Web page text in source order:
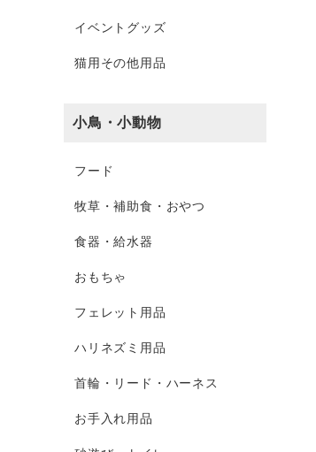
イベントグッズ
猫用その他用品
小鳥・小動物
フード
牧草・補助食・おやつ
食器・給水器
おもちゃ
フェレット用品
ハリネズミ用品
首輪・リード・ハーネス
お手入れ用品